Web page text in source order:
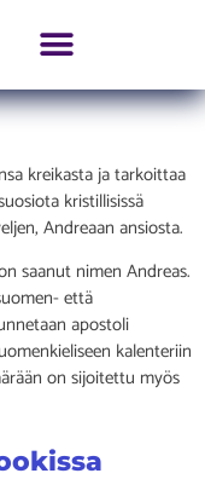
kreikasta ja tarkoittaa
kristillisissä
Andreaan ansiosta.
saanut nimen Andreas.
että
apostoli
kalenteriin
on sijoitettu myös